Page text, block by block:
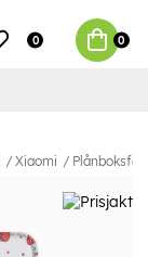
0 0
Xiaomi